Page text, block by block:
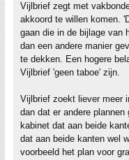
Vijlbrief zegt met
akkoord te willen komen.
gaan die in de bijlage van
dan een andere manier
te dekken. Een hogere
Vijlbrief 'geen taboe' zijn.
Vijlbrief zoekt liever meer
dan dat er andere
kabinet dat aan beide
dat aan beide kanten wel
voorbeeld het plan voor